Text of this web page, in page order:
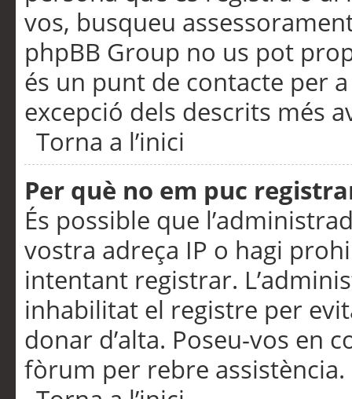
vos, busqueu
phpBB Group no us pot
és un punt de contacte per
excepció dels descrits més
Torna a l’inici
Per què no em puc
És possible que
vostra adreça IP o hagi
intentant registrar.
inhabilitat el registre per
donar d’alta. Poseu-vos en
fòrum per rebre assistència.